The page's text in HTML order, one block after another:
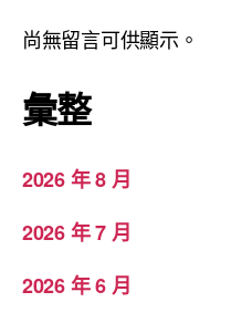
尚無留言可供顯示。
彙整
2026 年 8 月
2026 年 7 月
2026 年 6 月